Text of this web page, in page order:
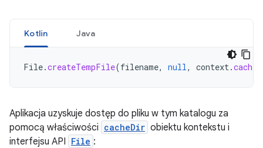
Kotlin Java
File.createTempFile(filename, null, context.
Aplikacja uzyskuje dostęp do pliku w tym katalogu za
pomocą właściwości cacheDir obiektu kontekstu i
interfejsu API File :